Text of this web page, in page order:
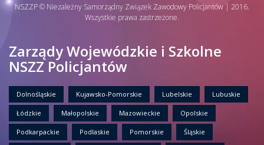
NSZZP © Niezależny Samorządny Związek Zawodowy Policjantów | 2016.
Wszystkie prawa zastrzeżone.
Zarządy Wojewódzkie i Szkolne
NSZZ Policjantów
Dolnośląskie Kujawsko-Pomorskie Lubelskie Lubuskie
Łódzkie Małopolskie Mazowieckie Opolskie
Podkarpackie Podlaskie Pomorskie Śląskie